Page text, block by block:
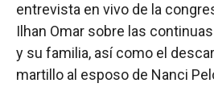
entrevista en vivo de la
Ilhan Omar sobre las
y su familia, así como el
martillo al esposo de Nanci